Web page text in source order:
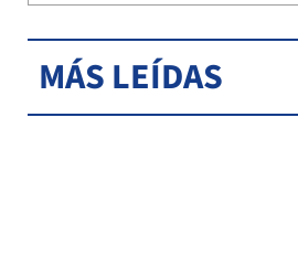
MÁS LEÍDAS